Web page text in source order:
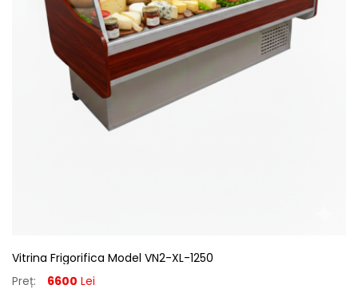
Vitrina Frigorifica Model VN2-XL-1250
Preț:
6600 Lei